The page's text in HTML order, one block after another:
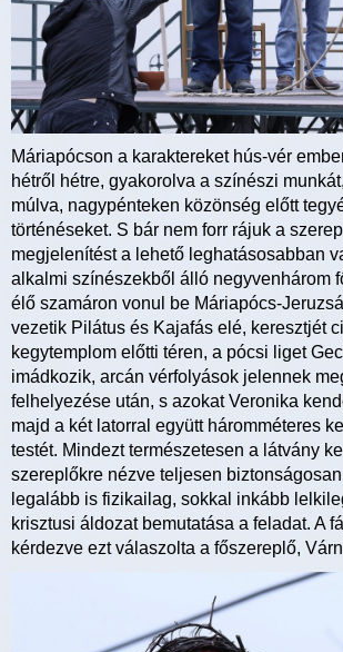
Máriapócson a karaktereket hús-vér
hétről hétre, gyakorolva a színészi
múlva, nagypénteken közönség előtt
történéseket. S bár nem forr rájuk a
megjelenítést a lehető leghatásosabban
alkalmi színészekből álló negyvenhárom
élő szamáron vonul be Máriapócs-
vezetik Pilátus és Kajafás elé, keresztjét
kegytemplom előtti téren, a pócsi liget
imádkozik, arcán vérfolyások jelennek
felhelyezése után, s azokat Veronika
majd a két latorral együtt háromméteres
testét. Mindezt természetesen a látvány
szereplőkre nézve teljesen
legalább is fizikailag, sokkal inkább
krisztusi áldozat bemutatása a feladat. A
kérdezve ezt válaszolta a főszereplő,